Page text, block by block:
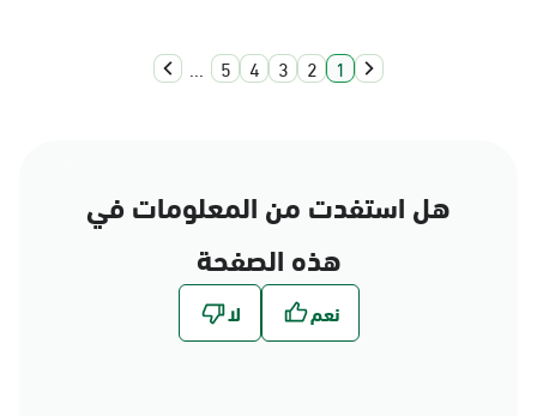
1
2
3
4
5
...
هل استفدت من المعلومات في
هذه الصفحة